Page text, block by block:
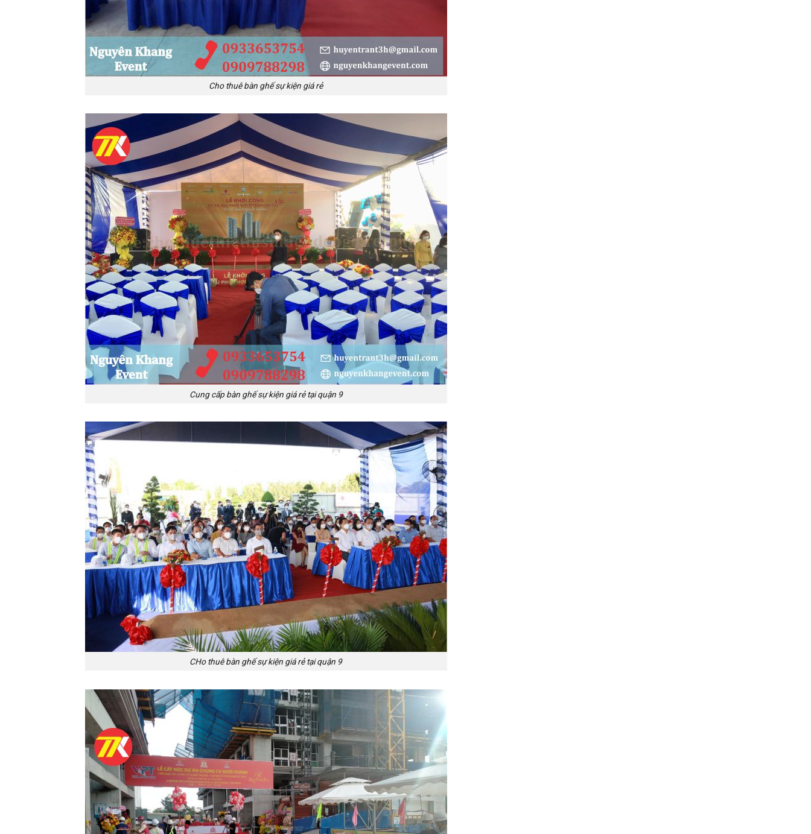
Cho thuê bàn ghế sự kiện giá rẻ
Cung cấp bàn ghế sự kiện giá rẻ tại quận 9
CHo thuê bàn ghế sự kiện giá rẻ tại quận 9